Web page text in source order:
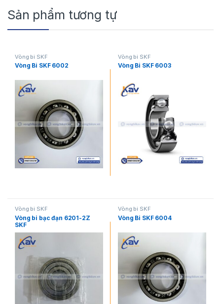
Sản phẩm tương tự
Vòng bi SKF
Vòng Bi SKF 6002
Vòng bi SKF
Vòng Bi SKF 6003
Vòng bi SKF
Vòng bi bạc đạn 6201-2Z
SKF
Vòng bi SKF
Vòng Bi SKF 6004